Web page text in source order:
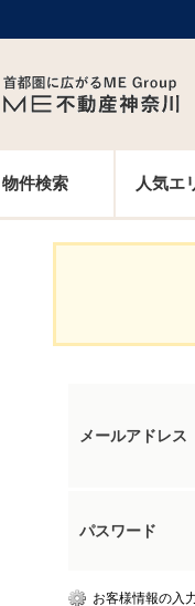
物件検索 人気エ
メールアドレス
パスワード
お客様情報の入